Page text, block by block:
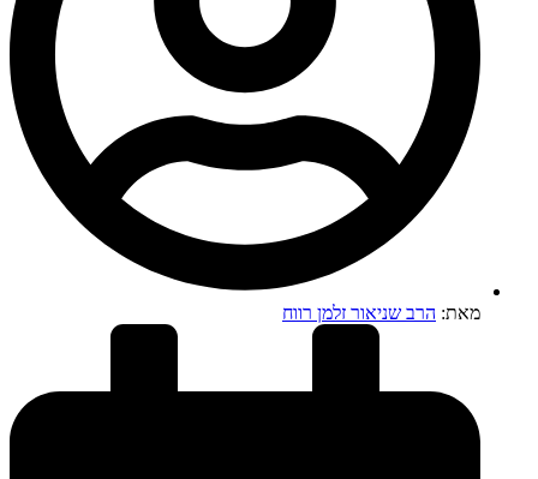
מאת: הרב שניאור זלמן רווח